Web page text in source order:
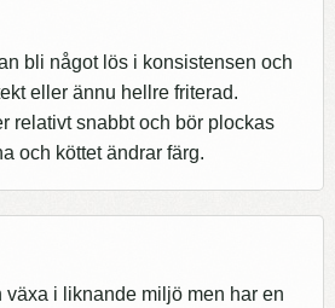
bli något lös i konsistensen och
eller ännu hellre friterad.
relativt snabbt och bör plockas
och köttet ändrar färg.
växa i liknande miljö men har en